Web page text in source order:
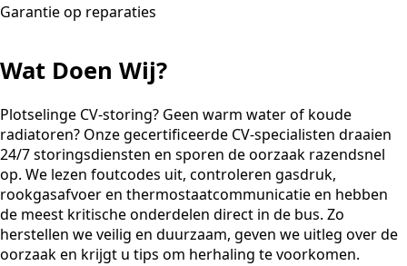
Garantie op reparaties
Wat Doen Wij?
Plotselinge CV-storing? Geen warm water of koude
radiatoren? Onze gecertificeerde CV-specialisten draaien
24/7 storingsdiensten en sporen de oorzaak razendsnel
op. We lezen foutcodes uit, controleren gasdruk,
rookgasafvoer en thermostaatcommunicatie en hebben
de meest kritische onderdelen direct in de bus. Zo
herstellen we veilig en duurzaam, geven we uitleg over de
oorzaak en krijgt u tips om herhaling te voorkomen.